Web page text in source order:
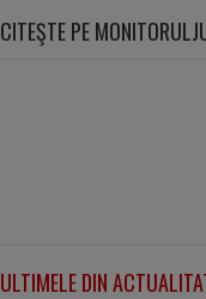
CITEŞTE PE
ULTIMELE DIN